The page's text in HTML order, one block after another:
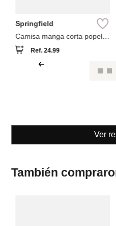
Springfield
Camisa manga corta popelín
rayas
Ref.24.99
Ver
También